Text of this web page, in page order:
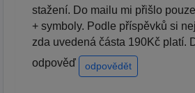
stažení. Do mailu mi přišlo
+ symboly. Podle příspěvků si
zda uvedená částa 190Kč platí.
odpověď
odpovědět